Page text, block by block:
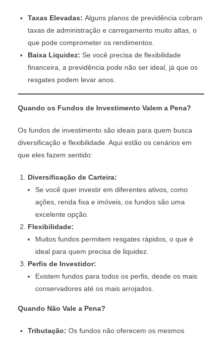
Taxas Elevadas: Alguns planos de previdência cobram
taxas de administração e carregamento muito altas, o
que pode comprometer os rendimentos.
Baixa Liquidez: Se você precisa de flexibilidade
financeira, a previdência pode não ser ideal, já que os
resgates podem levar anos.
Quando os Fundos de Investimento Valem a Pena?
Os fundos de investimento são ideais para quem busca
diversificação e flexibilidade. Aqui estão os cenários em
que eles fazem sentido:
Diversificação de Carteira:
Se você quer investir em diferentes ativos, como
ações, renda fixa e imóveis, os fundos são uma
excelente opção.
Flexibilidade:
Muitos fundos permitem resgates rápidos, o que é
ideal para quem precisa de liquidez.
Perfis de Investidor:
Existem fundos para todos os perfis, desde os mais
conservadores até os mais arrojados.
Quando Não Vale a Pena?
Tributação: Os fundos não oferecem os mesmos